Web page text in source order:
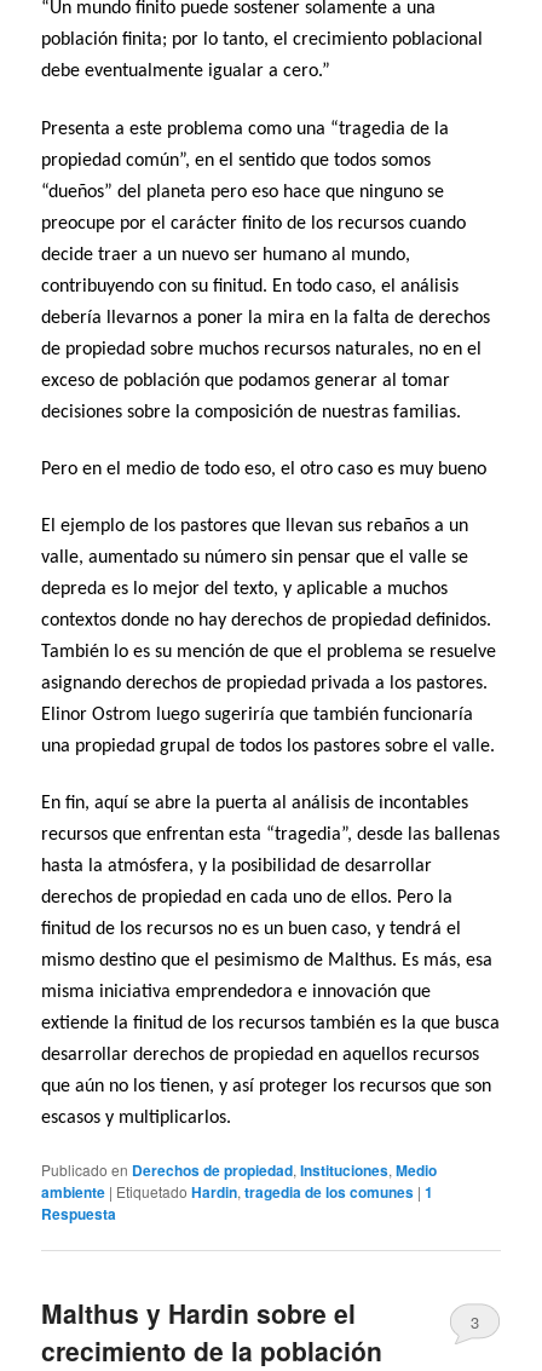
“Un mundo finito puede sostener solamente a una
población finita; por lo tanto, el crecimiento poblacional
debe eventualmente igualar a cero.”
Presenta a este problema como una “tragedia de la
propiedad común”, en el sentido que todos somos
“dueños” del planeta pero eso hace que ninguno se
preocupe por el carácter finito de los recursos cuando
decide traer a un nuevo ser humano al mundo,
contribuyendo con su finitud. En todo caso, el análisis
debería llevarnos a poner la mira en la falta de derechos
de propiedad sobre muchos recursos naturales, no en el
exceso de población que podamos generar al tomar
decisiones sobre la composición de nuestras familias.
Pero en el medio de todo eso, el otro caso es muy bueno
El ejemplo de los pastores que llevan sus rebaños a un
valle, aumentado su número sin pensar que el valle se
depreda es lo mejor del texto, y aplicable a muchos
contextos donde no hay derechos de propiedad definidos.
También lo es su mención de que el problema se resuelve
asignando derechos de propiedad privada a los pastores.
Elinor Ostrom luego sugeriría que también funcionaría
una propiedad grupal de todos los pastores sobre el valle.
En fin, aquí se abre la puerta al análisis de incontables
recursos que enfrentan esta “tragedia”, desde las ballenas
hasta la atmósfera, y la posibilidad de desarrollar
derechos de propiedad en cada uno de ellos. Pero la
finitud de los recursos no es un buen caso, y tendrá el
mismo destino que el pesimismo de Malthus. Es más, esa
misma iniciativa emprendedora e innovación que
extiende la finitud de los recursos también es la que busca
desarrollar derechos de propiedad en aquellos recursos
que aún no los tienen, y así proteger los recursos que son
escasos y multiplicarlos.
Publicado en Derechos de propiedad,Instituciones,Medio
ambiente | Etiquetado Hardin,tragedia de los comunes |1
Respuesta
Malthus y Hardin sobre el
crecimiento de la población
3